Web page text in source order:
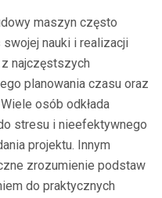
maszyn często
swojej nauki i realizacji
najczęstszych
planowania czasu oraz
osób odkłada
stresu i nieefektywnego
projektu. Innym
zrozumienie podstaw
do praktycznych